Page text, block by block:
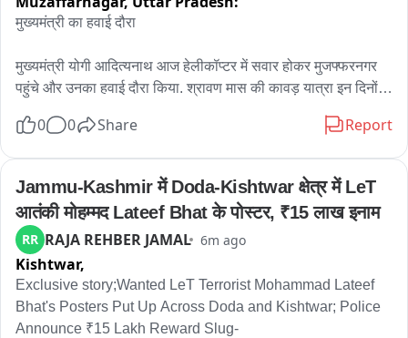
मुख्यमंत्री का हवाई दौरा
मुख्यमंत्री योगी आदित्यनाथ आज हेलीकॉप्टर में सवार होकर मुजफ्फरनगर
पहुंचे और उनका हवाई दौरा किया. श्रावण मास की कावड़ यात्रा इन दिनों
परिक्रमा कर अपने-अपने गंतव्य की ओर बढ़ रहे है. अब तक लगभग ढाई
सुरक्षा और पुष्प वर्षा का हवाई सर्वेक्षण करने के लिए सुबे के मुखिया योगी
आदित्यनाथ ने आज हेलीकॉप्टर में मुजफ्फरनगर पहुंचकर यह दौरा किया. इस
दौरान मुख्यमंत्री योगी आदित्यनाथ के हेलीकॉप्टर ने शिव चौक के कई राउंड
लगाएं और कांवड़ियों का अभिवादन किया. इस दौरान कांवड़ियों के साथ-साथ
शिव चौक पर भारी संख्या में भाजपा नेता और पुलिस के आला अधिकारी भी
मौजूद रहे. हां भाई तेरे के बाद मुख्यमंत्री योगी आदित्यनाथ सहारनपुर होते हुए
वापस मेरठ की ओर रवाना हो गए.
0 0 Share Report
Jammu-Kashmir में Doda-Kishtwar क्षेत्र में LeT
आतंकी मोहम्मद Lateef Bhat के पोस्टर, ₹15 लाख इनाम
RR RAJA REHBER JAMAL 6m ago
Kishtwar,
Exclusive story;Wanted LeT Terrorist Mohammad Lateef
Bhat's Posters Put Up Across Doda and Kishtwar; Police
Announce ₹15 Lakh Reward Slug-